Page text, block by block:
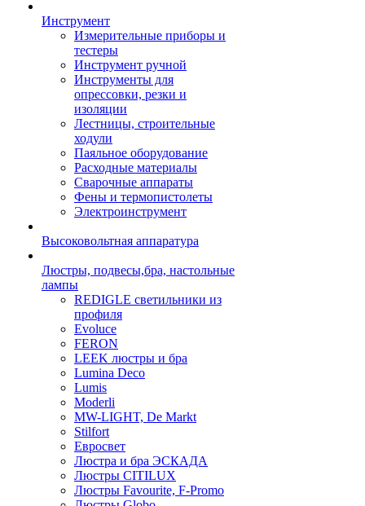
Инструмент
Измерительные приборы и
тестеры
Инструмент ручной
Инструменты для
опрессовки, резки и
изоляции
Лестницы, строительные
ходули
Паяльное оборудование
Расходные материалы
Сварочные аппараты
Фены и термопистолеты
Электроинструмент
Высоковольтная аппаратура
Люстры, подвесы,бра, настольные
лампы
REDIGLE светильники из
профиля
Evoluce
FERON
LEEK люстры и бра
Lumina Deco
Lumis
Moderli
MW-LIGHT, De Markt
Stilfort
Евросвет
Люстра и бра ЭСКАДА
Люстры CITILUX
Люстры Favourite, F-Promo